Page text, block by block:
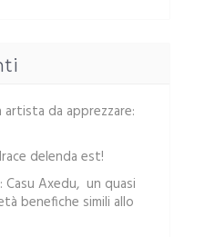
artista da apprezzare:
delenda est!
Casu Axedu, un quasi
benefiche simili allo